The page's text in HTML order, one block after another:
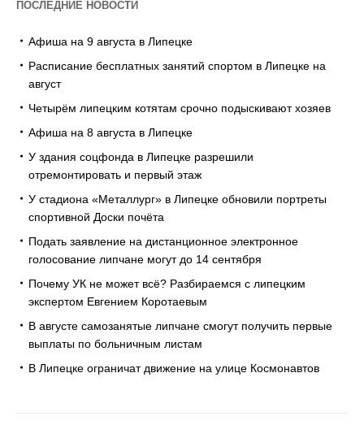
ПОСЛЕДНИЕ НОВОСТИ
Афиша на 9 августа в Липецке
Расписание бесплатных занятий спортом в Липецке на
август
Четырём липецким котятам срочно подыскивают хозяев
Афиша на 8 августа в Липецке
У здания соцфонда в Липецке разрешили
отремонтировать и первый этаж
У стадиона «Металлург» в Липецке обновили портреты
спортивной Доски почёта
Подать заявление на дистанционное электронное
голосование липчане могут до 14 сентября
Почему УК не может всё? Разбираемся с липецким
экспертом Евгением Коротаевым
В августе самозанятые липчане смогут получить первые
выплаты по больничным листам
В Липецке ограничат движение на улице Космонавтов